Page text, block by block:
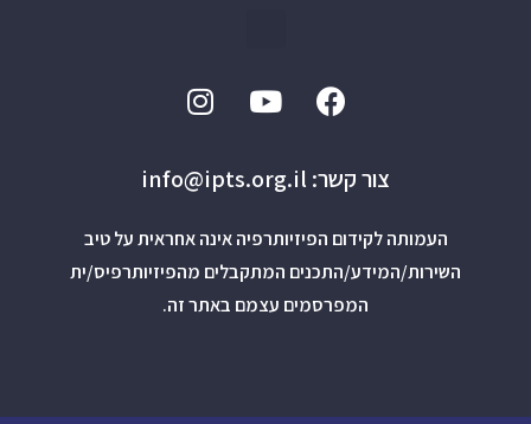
צור קשר: info@ipts.org.il
העמותה לקידום הפיזיותרפיה אינה אחראית על טיב
השירות/המידע/התכנים המתקבלים מהפיזיותרפיס/ית
המפרסמים עצמם באתר זה.